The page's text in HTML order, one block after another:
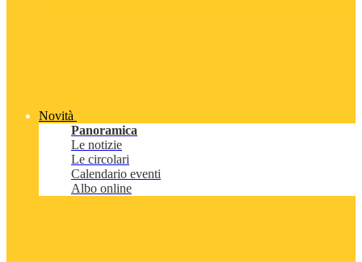
Novità
Panoramica
Le notizie
Le circolari
Calendario eventi
Albo online